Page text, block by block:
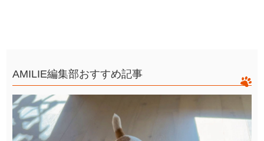
AMILIE編集部おすすめ記事